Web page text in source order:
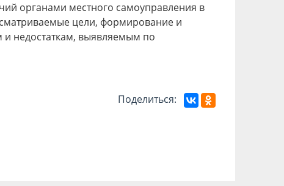
органами местного самоуправления в
цели, формирование и
недостаткам, выявляемым по
Поделиться: